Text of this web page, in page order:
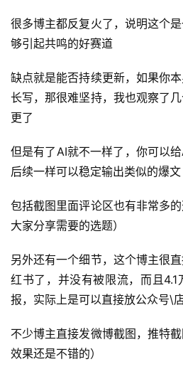
页
行
快
讯
开
眼
例
避
指
南
很多博主都反复火了，说明这个
够引起共鸣的好赛道
缺点就是能否持续更新，如果你
长写，那很难坚持，我也观察了
更了
但是有了AI就不一样了，你可以给
后续一样可以稳定输出类似的爆文
包括截图里面评论区也有非常多
大家分享需要的选题）
另外还有一个细节，这个博主很
红书了，并没有被限流，而且
报，实际上是可以直接放公众号\
不少博主直接发微博截图，推特
效果还是不错的）